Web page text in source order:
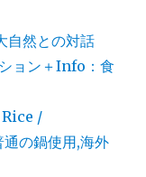
然との対話
ョン＋Info：食
/
の鍋使用,海外